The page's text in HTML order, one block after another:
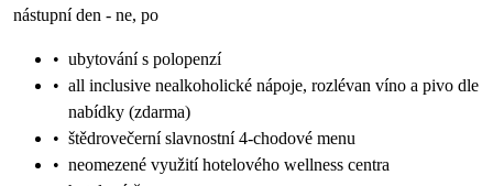
nástupní den - ne, po
• ubytování s polopenzí
• all inclusive nealkoholické nápoje, rozlévan víno a pivo dle
nabídky (zdarma)
• štědrovečerní slavnostní 4-chodové menu
• neomezené využití hotelového wellness centra